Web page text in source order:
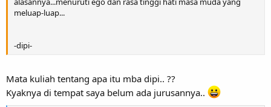
meluap-luap...
-dipi-
Mata kuliah tentang apa itu mba dipi.. ??
Kyaknya di tempat saya belum ada jurusannya..